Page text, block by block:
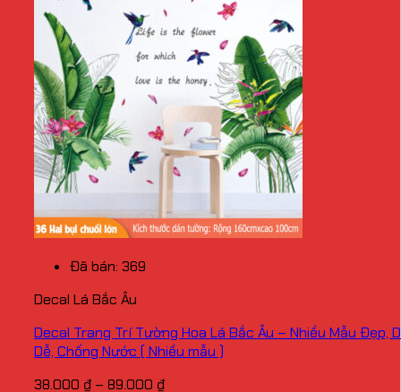
Đã bán: 369
Decal Lá Bắc Âu
Decal Trang Trí Tường Hoa Lá Bắc Âu – Nhiều Mẫu Đẹp,
Dễ, Chống Nước ( Nhiều mẫu )
38.000 ₫ – 89.000 ₫Khoảng